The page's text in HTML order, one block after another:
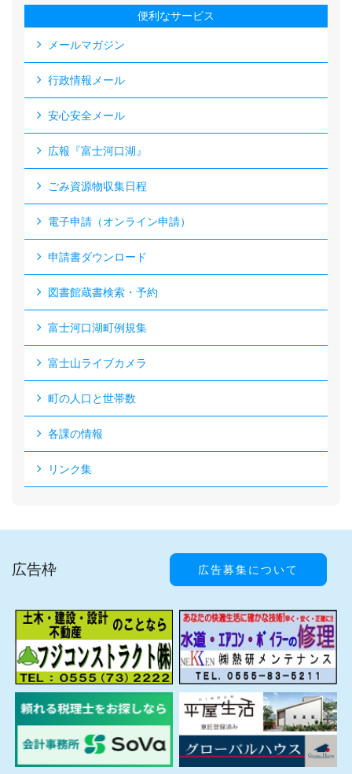
便利なサービス
メールマガジン
行政情報メール
安心安全メール
広報『富士河口湖』
ごみ資源物収集日程
電子申請（オンライン申請）
申請書ダウンロード
図書館蔵書検索・予約
富士河口湖町例規集
富士山ライブカメラ
町の人口と世帯数
各課の情報
リンク集
広告枠 広告募集について